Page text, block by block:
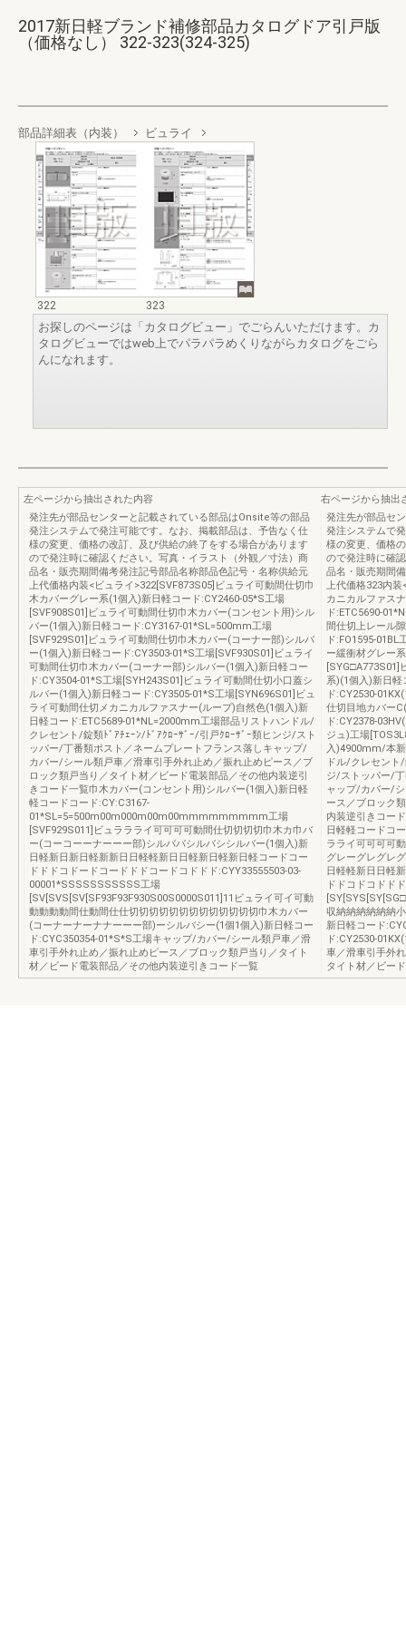
2017新日軽ブランド補修部品カタログドア引戸版
（価格なし） 322-323(324-325)
部品詳細表（内装） ビュライ
322
323
お探しのページは「カタログビュー」でごらんいただけます。カ
タログビューではweb上でパラパラめくりながらカタログをごら
んになれます。
左ページから抽出された内容
発注先が部品センターと記載されている部品はOnsite等の部品
発注システムで発注可能です。なお、掲載部品は、予告なく仕
様の変更、価格の改訂、及び供給の終了をする場合があります
ので発注時に確認ください。写真・イラスト（外観／寸法）商
品名・販売期間備考発注記号部品名称部品色記号・名称供給元
上代価格内装<ビュライ>322[SVF873S05]ビュライ可動間仕切巾
木カバーグレー系(1個入)新日軽コード:CY2460-05*S工場
[SVF908S01]ビュライ可動間仕切巾木カバー(コンセント用)シル
バー(1個入)新日軽コード:CY3167-01*SL=500mm工場
[SVF929S01]ビュライ可動間仕切巾木カバー(コーナー部)シルバ
ー(1個入)新日軽コード:CY3503-01*S工場[SVF930S01]ビュライ
可動間仕切巾木カバー(コーナー部)シルバー(1個入)新日軽コー
ド:CY3504-01*S工場[SYH243S01]ビュライ可動間仕切小口蓋シ
ルバー(1個入)新日軽コード:CY3505-01*S工場[SYN696S01]ビュ
ライ可動間仕切メカニカルファスナー(ループ)自然色(1個入)新
日軽コード:ETC5689-01*NL=2000mm工場部品リストハンドル/
クレセント/錠類ﾄﾞｱﾁｪｰﾝ/ﾄﾞｱｸﾛｰｻﾞｰ/引戸ｸﾛｰｻﾞｰ類ヒンジ/スト
ッパー/丁番類ポスト／ネームプレートフランス落しキャップ/
カバー/シール類戸車／滑車引手外れ止め／振れ止めピース／ブ
ロック類戸当り／タイト材／ビード電装部品／その他内装逆引
きコード一覧巾木カバー(コンセント用)シルバー(1個入)新日軽
軽コードコード:CY:C3167-
01*SL=5=500m00m000m00m00mmmmmmmmm工場
[SVF929S011]ビュララライ可可可可動間仕切切切切巾木カ巾バ
ー(コーコーーナーーー部)シルババシルバシシルバー(1個入)新
日軽新日新日軽新新日日軽軽新日日軽新日軽新日軽コードコー
ドドドコドードコードドドコードコドドド:CYY33555503-03-
00001*SSSSSSSSSSS工場
[SV[SVS[SV[SF93F93F930S00S0000S011]11ビュライ可イ可動
動動動動間仕動間仕仕切切切切切切切切切切切切切巾木カバー
(コーナーナーナナーーー部)ーシルバシー(1個1個入)新日軽コー
ド:CYC350354-01*S*S工場キャップ/カバー/シール類戸車／滑
車引手外れ止め／振れ止めピース／ブロック類戸当り／タイト
材／ビード電装部品／その他内装逆引きコード一覧
右ページから抽出
発注先が部品セ
発注システムで
様の変更、価格
ので発注時に確
品名・販売期間
上代価格323内装
カニカルファス
ド:ETC5690-
間仕切上レール
ド:FO1595-
ー緩衝材グレー
[SYG□A773S01]
系)(1個入)新日軽
ド:CY2530-
仕切目地カバー
ド:CY2378-
ジュ)工場
入)4900mm/本
ドル/クレセント
ジ/ストッパー/
ャップ/カバー/
ース／ブロック
内装逆引きコー
日軽軽コードコ
ラライ可可可可
グレーグレグレ
日軽軽新日日軽
ドドコドコドド
収納納納納納納
新日軽コード
ド:CY2530-
車／滑車引手外
タイト材／ビー